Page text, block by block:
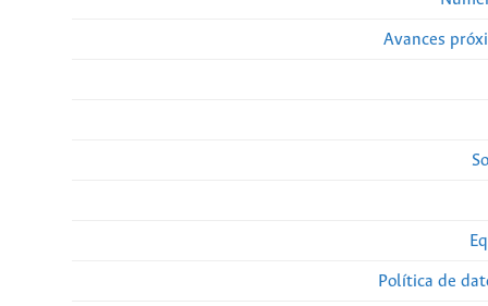
Avances
Política de